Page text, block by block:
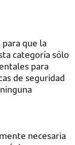
para que la
categoría sólo
para
de seguridad
necesaria